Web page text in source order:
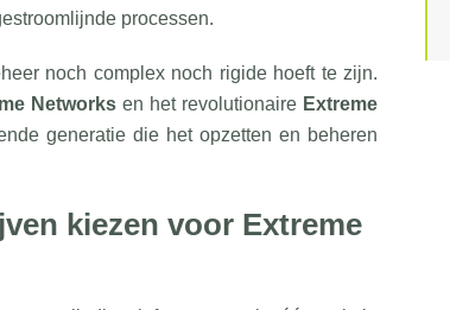
processen.
noch complex noch rigide hoeft te zijn.
Networks en het revolutionaire Extreme
generatie die het opzetten en beheren
kiezen voor Extreme